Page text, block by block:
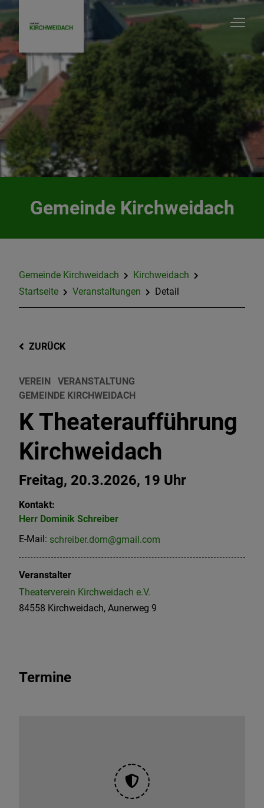
Gemeinde Kirchweidach
Gemeinde Kirchweidach
Kirchweidach
Startseite
Veranstaltungen Detail
ZURÜCK
VEREIN
VERANSTALTUNG
GEMEINDE KIRCHWEIDACH
K Theateraufführung
Kirchweidach
Freitag, 20.3.2026, 19 Uhr
Termine
Kontakt:
Herr Dominik Schreiber
E-Mail: schreiber.dom@gmail.com
Veranstalter
Theaterverein Kirchweidach e.V.
84558 Kirchweidach, Aunerweg 9